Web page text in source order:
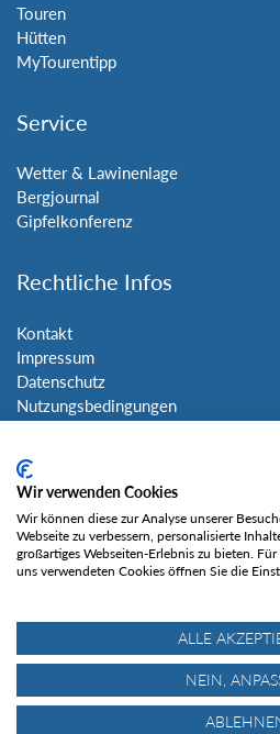
Touren
Hütten
MyTourentipp
Service
Wetter & Lawinenlage
Bergjournal
Gipfelkonferenz
Rechtliche Infos
Kontakt
Impressum
Datenschutz
Nutzungsbedingungen
Social Media
Gefällt mir
Wir verwenden Cookies
Wir können diese zur Analyse unserer
Webseite zu verbessern, personalisierte
großartiges Webseiten-Erlebnis zu bieten.
uns verwendeten Cookies öffnen Sie die
ALLE
NEIN,